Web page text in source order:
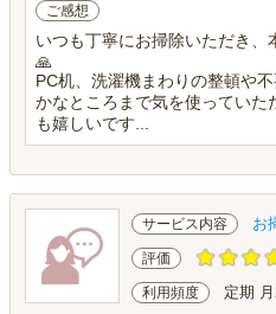
ご感想
いつも丁寧にお掃除いただき、
🙏
PC机、洗濯機まわりの整頓や
かなところまで気を使っていた
も嬉しいです...
サービス内容 お
評価
利用頻度 定期